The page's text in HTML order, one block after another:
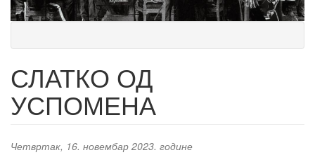
СЛАТКО ОД
УСПОМЕНА
Четвртак, 16. новембар 2023. године